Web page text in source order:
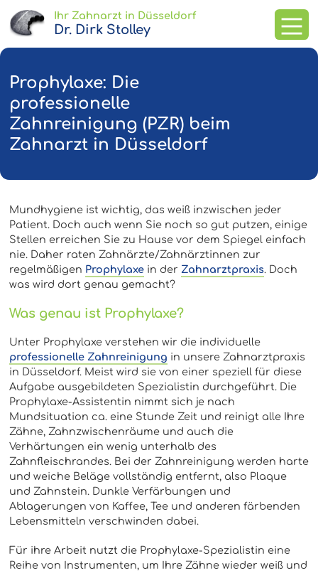
Ihr Zahnarzt in Düsseldorf
Dr. Dirk Stolley
Leistungen
Team und Praxis
0211 / 385 46 10
Termin vereinbaren
Prophylaxe: Die
professionelle
Zahnreinigung (PZR) beim
Zahnarzt in Düsseldorf
Mundhygiene ist wichtig, das weiß inzwischen jeder
Patient. Doch auch wenn Sie noch so gut putzen, einige
Stellen erreichen Sie zu Hause vor dem Spiegel einfach
nie. Daher raten Zahnärzte/Zahnärztinnen zur
regelmäßigen Prophylaxein der Zahnarztpraxis. Doch
was wird dort genau gemacht?
Was genau ist Prophylaxe?
Unter Prophylaxe verstehen wir die individuelle
professionelle Zahnreinigung in unsere Zahnarztpraxis
in Düsseldorf. Meist wird sie von einer speziell für diese
Aufgabe ausgebildeten Spezialistin durchgeführt. Die
Prophylaxe-Assistentin nimmt sich je nach
Mundsituation ca. eine Stunde Zeit und reinigt alle Ihre
Zähne, Zahnzwischenräume und auch die
Verhärtungen ein wenig unterhalb des
Zahnfleischrandes. Bei der Zahnreinigung werden harte
und weiche Beläge vollständig entfernt, also Plaque
und Zahnstein. Dunkle Verfärbungen und
Ablagerungen von Kaffee, Tee und anderen färbenden
Lebensmitteln verschwinden dabei.
Für ihre Arbeit nutzt die Prophylaxe-Spezialistin eine
Reihe von Instrumenten, um Ihre Zähne wieder weiß und